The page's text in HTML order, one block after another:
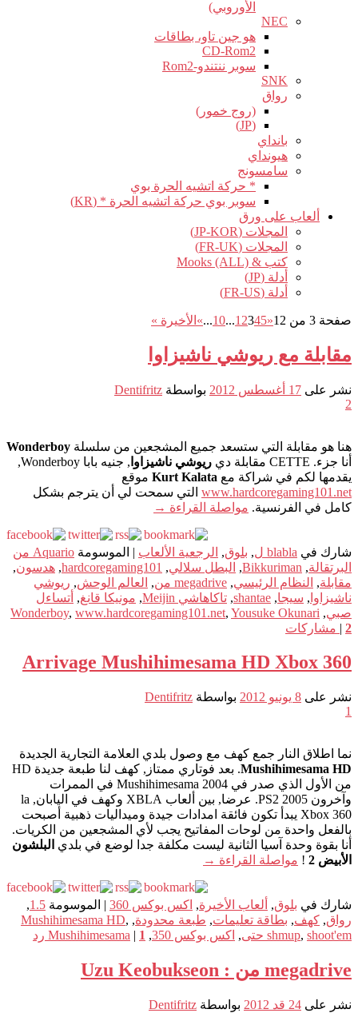
الأوروبي)
NEC
هو جين تاو، بطاقات
CD-Rom2
سوبر ننتندو-Rom2
SNK
رواق
(روج خمور)
(JP)
بانداي
هيونداي
سامسونج
* حركة اتشيه الحرة بوي
سوبر بوي حركة اتشيه الحرة * (KR)
ألعاب على ورق
المجلات (JP-KOR)
المجلات (FR-UK)
كتب & Mooks (ALL)
أدلة (JP)
أدلة (FR-US)
صفحة 3 من 12 «
1 2345
...
10
...
» الأخيرة »
مقابلة مع ريوشي ناشيزاوا
نشر على 17 أغسطس 2012 بواسطة Dentifritz
2
هنا هو مقابلة التي ستسعد جميع المشجعين من سلسلة Wonderboy
أنا جزء. CETTE مقابلة دي
ريوشي ناشيزاوا
, جنيه بابا Wonderboy,
يقدمها لكم في شراكة مع Kurt Kalata موقع
www.hardcoregaming101.net التي سمحت لي أن يترجم بشكل
كامل في الفرنسية. مواصلة القراءة →
شارك في blabla ل , بلوق, الرجعية الألعاب | الموسومة
Aquario من
البرتقالة,
Bikkuriman
, البطل سلالي,
hardcoregaming101
, هدسون,
مقابلة, النظام الرئيسي, megadrive من , العالم الوحش, ريوشي
ناشيزاوا , سيجا,
shantae
, تاكاهاشي Meijin , مونيكا قانغ, أتساءل
صبي,
Wonderboy, www.hardcoregaming101.net, Yousuke Okunari
| 2 مشاركات
Arrivage Mushihimesama HD Xbox 360
نشر على 8 يونيو 2012 بواسطة Dentifritz
1
نما اطلاق النار جمع كهف مع وصول بلدي العلامة التجارية الجديدة
Mushihimesama HD
. بعد فوتاري ممتاز, كهف لنا طبعة جديدة HD
من الأول الذي صدر في Mushihimesama 2004 في الممرات
وآخرون 2005 PS2. عرضا, بين ألعاب XBLA وكهف في اليابان, la
Xbox 360 يبدأ تكون فائقة امدادات جيدة وميداليات ذهبية أصبحت
بالفعل واحدة من لوحات المفاتيح يجب لأي المشجعين من الكريات.
أنا بقوة وحدة آسيا الثانية ليست مكلفة جدا لوضع في بلدي البلشون
الأبيض 2
! مواصلة القراءة →
شارك في بلوق, ألعاب الأخيرة, اكس بوكس 360 | الموسومة 1.5
,
رواق, كهف, بطاقة تعليمات, طبعة محدودة,
Mushihimesama HD,
shmup, shoot'em حتى , اكس بوكس 350 ,
Mushihimesama | 1 رد
megadrive من : Uzu Keobukseon
نشر على 24 قد 2012 بواسطة Dentifritz